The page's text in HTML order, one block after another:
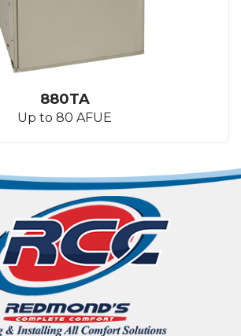
880TA
Up to 80 AFUE